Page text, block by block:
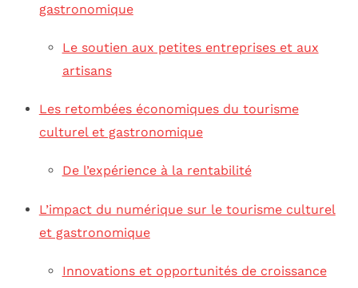
gastronomique
Le soutien aux petites entreprises et aux
artisans
Les retombées économiques du tourisme
culturel et gastronomique
De l’expérience à la rentabilité
L’impact du numérique sur le tourisme culturel
et gastronomique
Innovations et opportunités de croissance